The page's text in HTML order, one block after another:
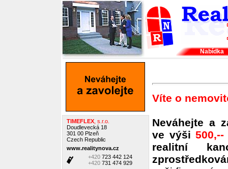
Nabídka
TIMEFLEX, s.r.o.
Doudlevecká 18
301 00 Plzeň
Czech Republic
www.realitynova.cz
+420723 442 124
+420731 474 929
Víte o
Neváhejte a
ve výši
realitní